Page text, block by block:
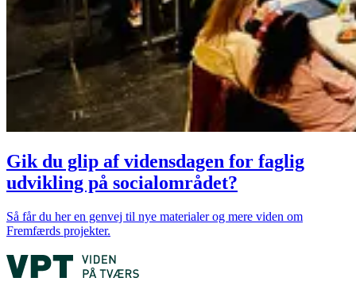
Gik du glip af vidensdagen for faglig
udvikling på socialområdet?
Så får du her en genvej til nye materialer og mere viden om
Fremfærds projekter.